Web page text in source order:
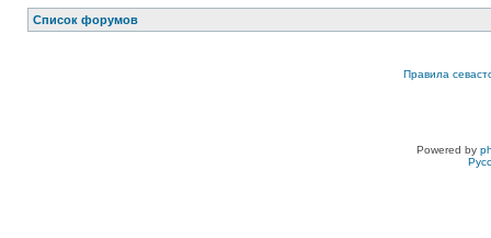
Список форумов
Правила
Powered by